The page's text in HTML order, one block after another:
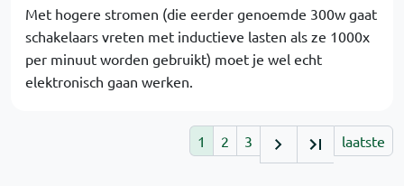
Met hogere stromen (die eerder genoemde 300w gaat
schakelaars vreten met inductieve lasten als ze 1000x
per minuut worden gebruikt) moet je wel echt
elektronisch gaan werken.
1 2 3 laatste